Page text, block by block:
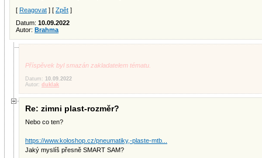
[ Reagovat ] [ Zpět ]
Datum: 10.09.2022
Autor: Brahma
Příspěvek byl smazán zakladatelem tématu.
Datum: 10.09.2022
Autor: duklak
Re: zimni plast-rozměr?
Nebo co ten?
https://www.koloshop.cz/pneumatiky,-plaste-mtb...
Jaký myslíš přesně SMART SAM?